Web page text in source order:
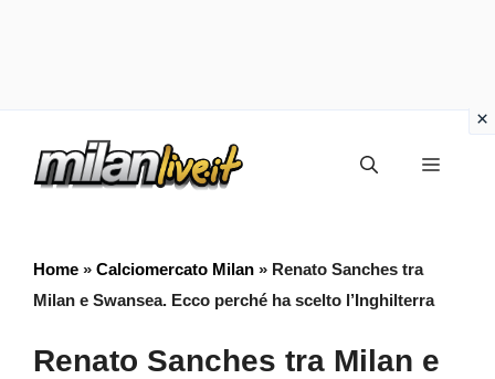
Menu
Home » Calciomercato Milan » Renato Sanches tra
Milan e Swansea. Ecco perché ha scelto l’Inghilterra
Renato Sanches tra Milan e